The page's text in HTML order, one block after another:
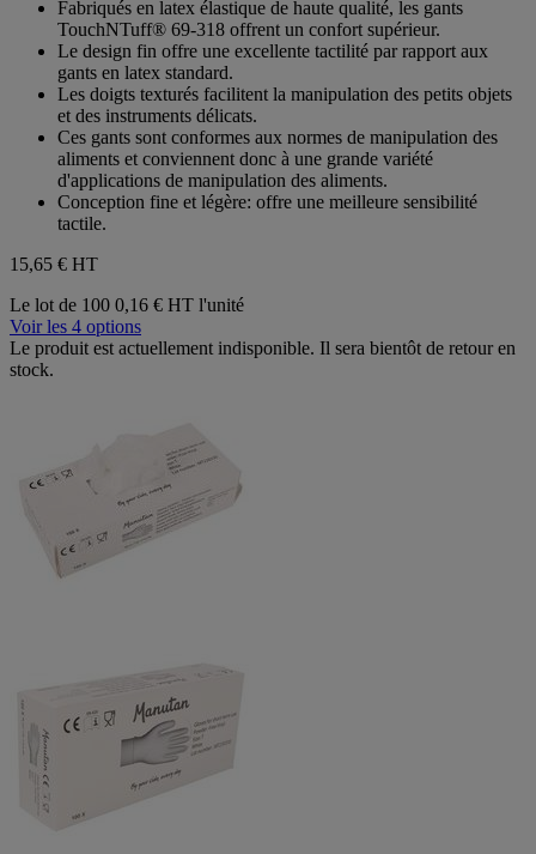
étoiles.
Fabriqués en latex élastique de haute qualité, les gants
TouchNTuff® 69-318 offrent un confort supérieur.
Le design fin offre une excellente tactilité par rapport aux
gants en latex standard.
Les doigts texturés facilitent la manipulation des petits objets
et des instruments délicats.
Ces gants sont conformes aux normes de manipulation des
aliments et conviennent donc à une grande variété
d'applications de manipulation des aliments.
Conception fine et légère: offre une meilleure sensibilité
tactile.
15,65 € HT
Le lot de 100 0,16 € HT l'unité
Voir les 4 options
Le produit est actuellement indisponible. Il sera bientôt de retour en
stock.